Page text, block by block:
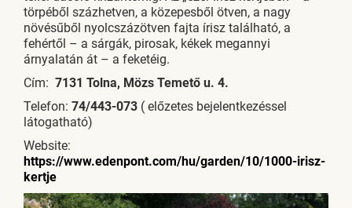
törpéből százhetven, a közepesből ötven, a nagy
növésűből nyolcszázötven fajta írisz található, a
fehértől – a sárgák, pirosak, kékek megannyi
árnyalatán át – a feketéig.
Cím: 7131 Tolna, Mözs Temető u. 4.
Telefon: 74/443-073 ( előzetes bejelentkezéssel
látogatható)
Website:
https://www.edenpont.com/hu/garden/10/1000-irisz-
kertje